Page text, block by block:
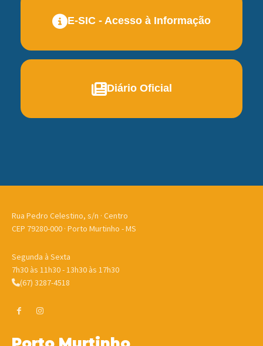
E-SIC - Acesso à Informação
Diário Oficial
Rua Pedro Celestino, s/n · Centro
CEP 79280-000 · Porto Murtinho - MS
Segunda à Sexta
7h30 às 11h30 - 13h30 às 17h30
(67) 3287-4518